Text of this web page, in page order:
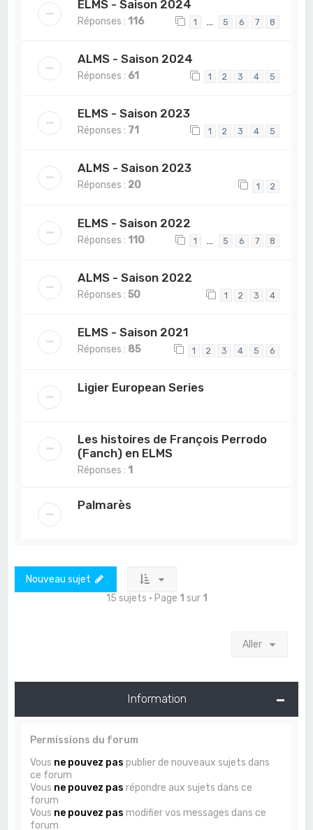
ELMS - Saison 2024
Réponses : 116 1 … 5 6 7 8
ALMS - Saison 2024
Réponses : 61 1 2 3 4 5
ELMS - Saison 2023
Réponses : 71 1 2 3 4 5
ALMS - Saison 2023
Réponses : 20 1 2
ELMS - Saison 2022
Réponses : 110 1 … 5 6 7 8
ALMS - Saison 2022
Réponses :50 1 2 3 4
ELMS - Saison 2021
Réponses : 85 1 2 3 4 5 6
Ligier European Series
Les histoires de François Perrodo
(Fanch) en ELMS
Réponses : 1
Palmarès
Nouveau sujet
15 sujets • Page 1 sur 1
Aller
Information
Permissions du forum
Vous ne pouvez pas publier de nouveaux sujets dans
ce forum
Vous ne pouvez pas répondre aux sujets dans ce
forum
Vous ne pouvez pas modifier vos messages dans ce
forum